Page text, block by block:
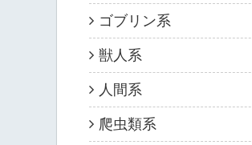
ゴブリン系
獣人系
人間系
爬虫類系